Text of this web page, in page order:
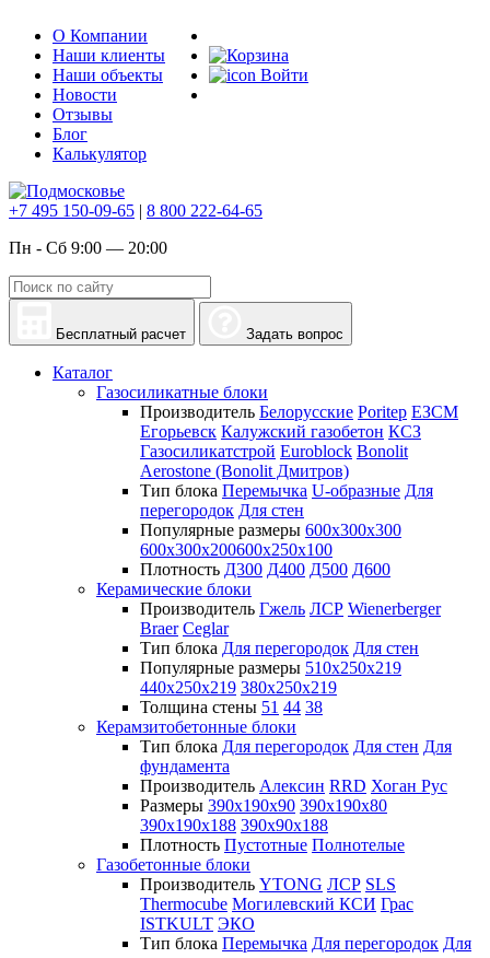
О Компании
Наши клиенты
Наши объекты
Новости
Отзывы
Блог
Калькулятор
Войти
+7 495 150-09-65 | 8 800 222-64-65
Пн - Сб 9:00 — 20:00
Бесплатный расчет Задать вопрос
Каталог
Газосиликатные блоки
Производитель Белорусские Poritep ЕЗСМ
Егорьевск Калужский газобетон КСЗ
Газосиликатстрой Euroblock Bonolit
Aerostone (Bonolit Дмитров)
Тип блока Перемычка U-образные Для
перегородок Для стен
Популярные размеры 600х300х300
600х300х200600х250х100
Плотность Д300 Д400 Д500 Д600
Керамические блоки
Производитель Гжель ЛСР Wienerberger
Braer Ceglar
Тип блока Для перегородок Для стен
Популярные размеры 510х250х219
440х250х219 380х250х219
Толщина стены 51 44 38
Керамзитобетонные блоки
Тип блока Для перегородок Для стен Для
фундамента
Производитель Алексин RRD Хоган Рус
Размеры 390х190х90 390х190х80
390х190х188 390х90х188
Плотность Пустотные Полнотелые
Газобетонные блоки
Производитель YTONG ЛСР SLS
Thermocube Могилевский КСИ Грас
ISTKULT ЭКО
Тип блока Перемычка Для перегородок Для